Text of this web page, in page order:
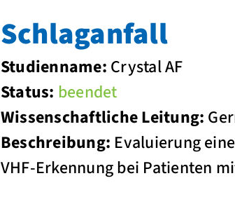
Schlaganfall
Studienname: Crystal AF
Status: beendet
Wissenschaftliche Leitung:
Beschreibung: Evaluierung
VHF-Erkennung bei Patienten